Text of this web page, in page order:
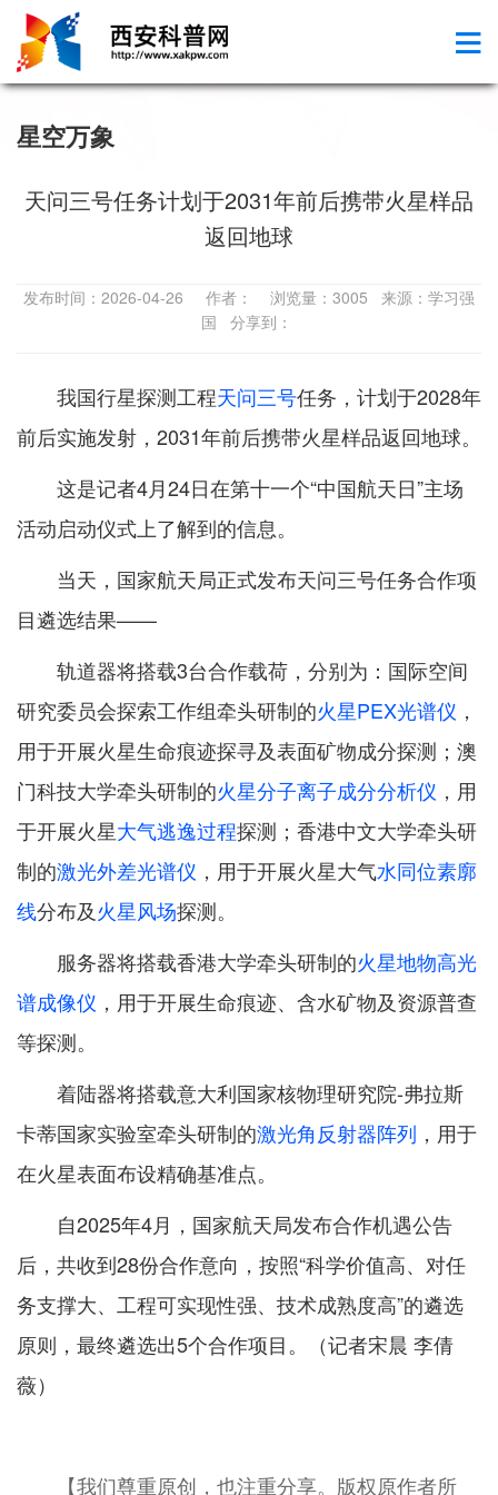
星空万象
天问三号任务计划于2031年前后携带火星样品
返回地球
发布时间：2026-04-26 作者： 浏览量：3005 来源：学习强
国 分享到：
我国行星探测工程天问三号任务，计划于2028年
前后实施发射，2031年前后携带火星样品返回地球。
这是记者4月24日在第十一个“中国航天日”主场
活动启动仪式上了解到的信息。
当天，国家航天局正式发布天问三号任务合作项
目遴选结果——
轨道器将搭载3台合作载荷，分别为：国际空间
研究委员会探索工作组牵头研制的火星PEX光谱仪 ，
用于开展火星生命痕迹探寻及表面矿物成分探测；澳
门科技大学牵头研制的火星分子离子成分分析仪 ，用
于开展火星大气逃逸过程探测；香港中文大学牵头研
制的激光外差光谱仪 ，用于开展火星大气水同位素廓
线分布及火星风场探测。
服务器将搭载香港大学牵头研制的火星地物高光
谱成像仪 ，用于开展生命痕迹、含水矿物及资源普查
等探测。
着陆器将搭载意大利国家核物理研究院-弗拉斯
卡蒂国家实验室牵头研制的激光角反射器阵列 ，用于
在火星表面布设精确基准点。
自2025年4月，国家航天局发布合作机遇公告
后，共收到28份合作意向，按照“科学价值高、对任
务支撑大、工程可实现性强、技术成熟度高”的遴选
原则，最终遴选出5个合作项目。（记者宋晨 李倩
薇）
【我们尊重原创，也注重分享。版权原作者所